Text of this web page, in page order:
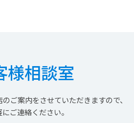
様相談室
のご案内をさせていただきますので、
ご連絡ください。